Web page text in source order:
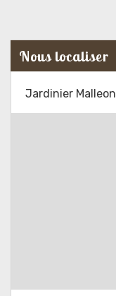
Nous localiser
Jardinier Malleon